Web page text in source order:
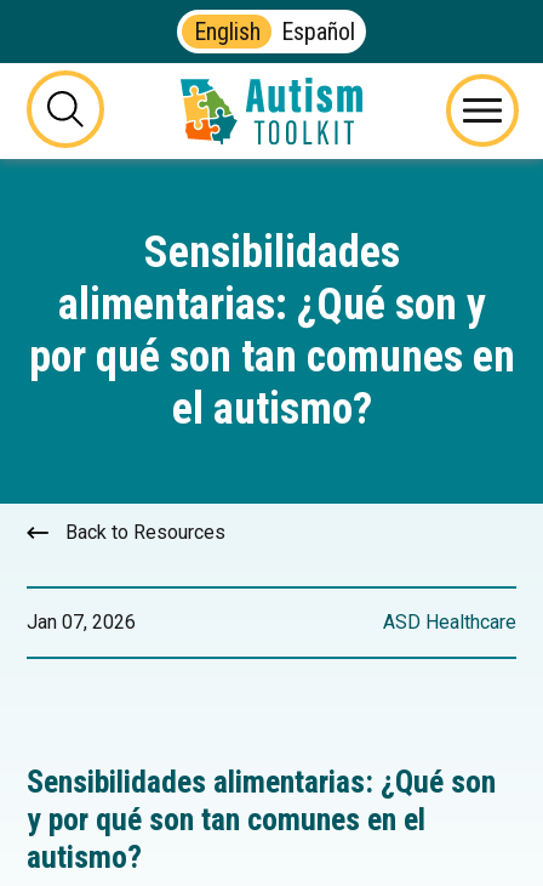
English Español
this
button
of
the
website
search
Autism
Toolkit
Menu
Sensibilidades
alimentarias: ¿Qué son y
por qué son tan comunes en
el autismo?
Back to Resources
Jan 07, 2026 ASD Healthcare
Sensibilidades alimentarias: ¿Qué son
y por qué son tan comunes en el
autismo?